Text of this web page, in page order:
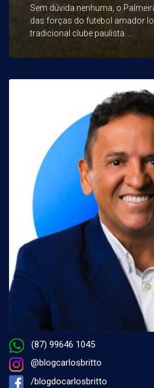
Sem dúvida nenhuma, o
das forças do futebol amador
tradicional clube paulista. ...
(87) 99646 1045
@blogcarlosbritto
/blogdocarlosbritto